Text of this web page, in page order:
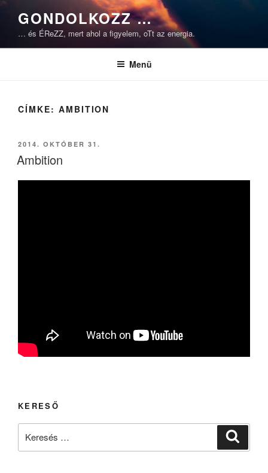
Tartalomhoz
GONDOLKOZZ …
… és ÉReZZ, mert ahol a figyelem, oTt az energia.
Menü
CÍMKE: AMBITION
BEKÜLDVE:
2014. OKTÓBER 31.
Ambition
KERESŐ